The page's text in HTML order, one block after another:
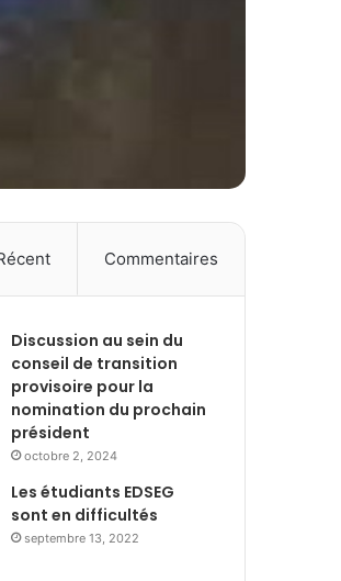
Commentaires
Discussion au sein du
conseil de transition
provisoire pour la
nomination du prochain
président
octobre 2, 2024
Les étudiants EDSEG
sont en difficultés
septembre 13, 2022